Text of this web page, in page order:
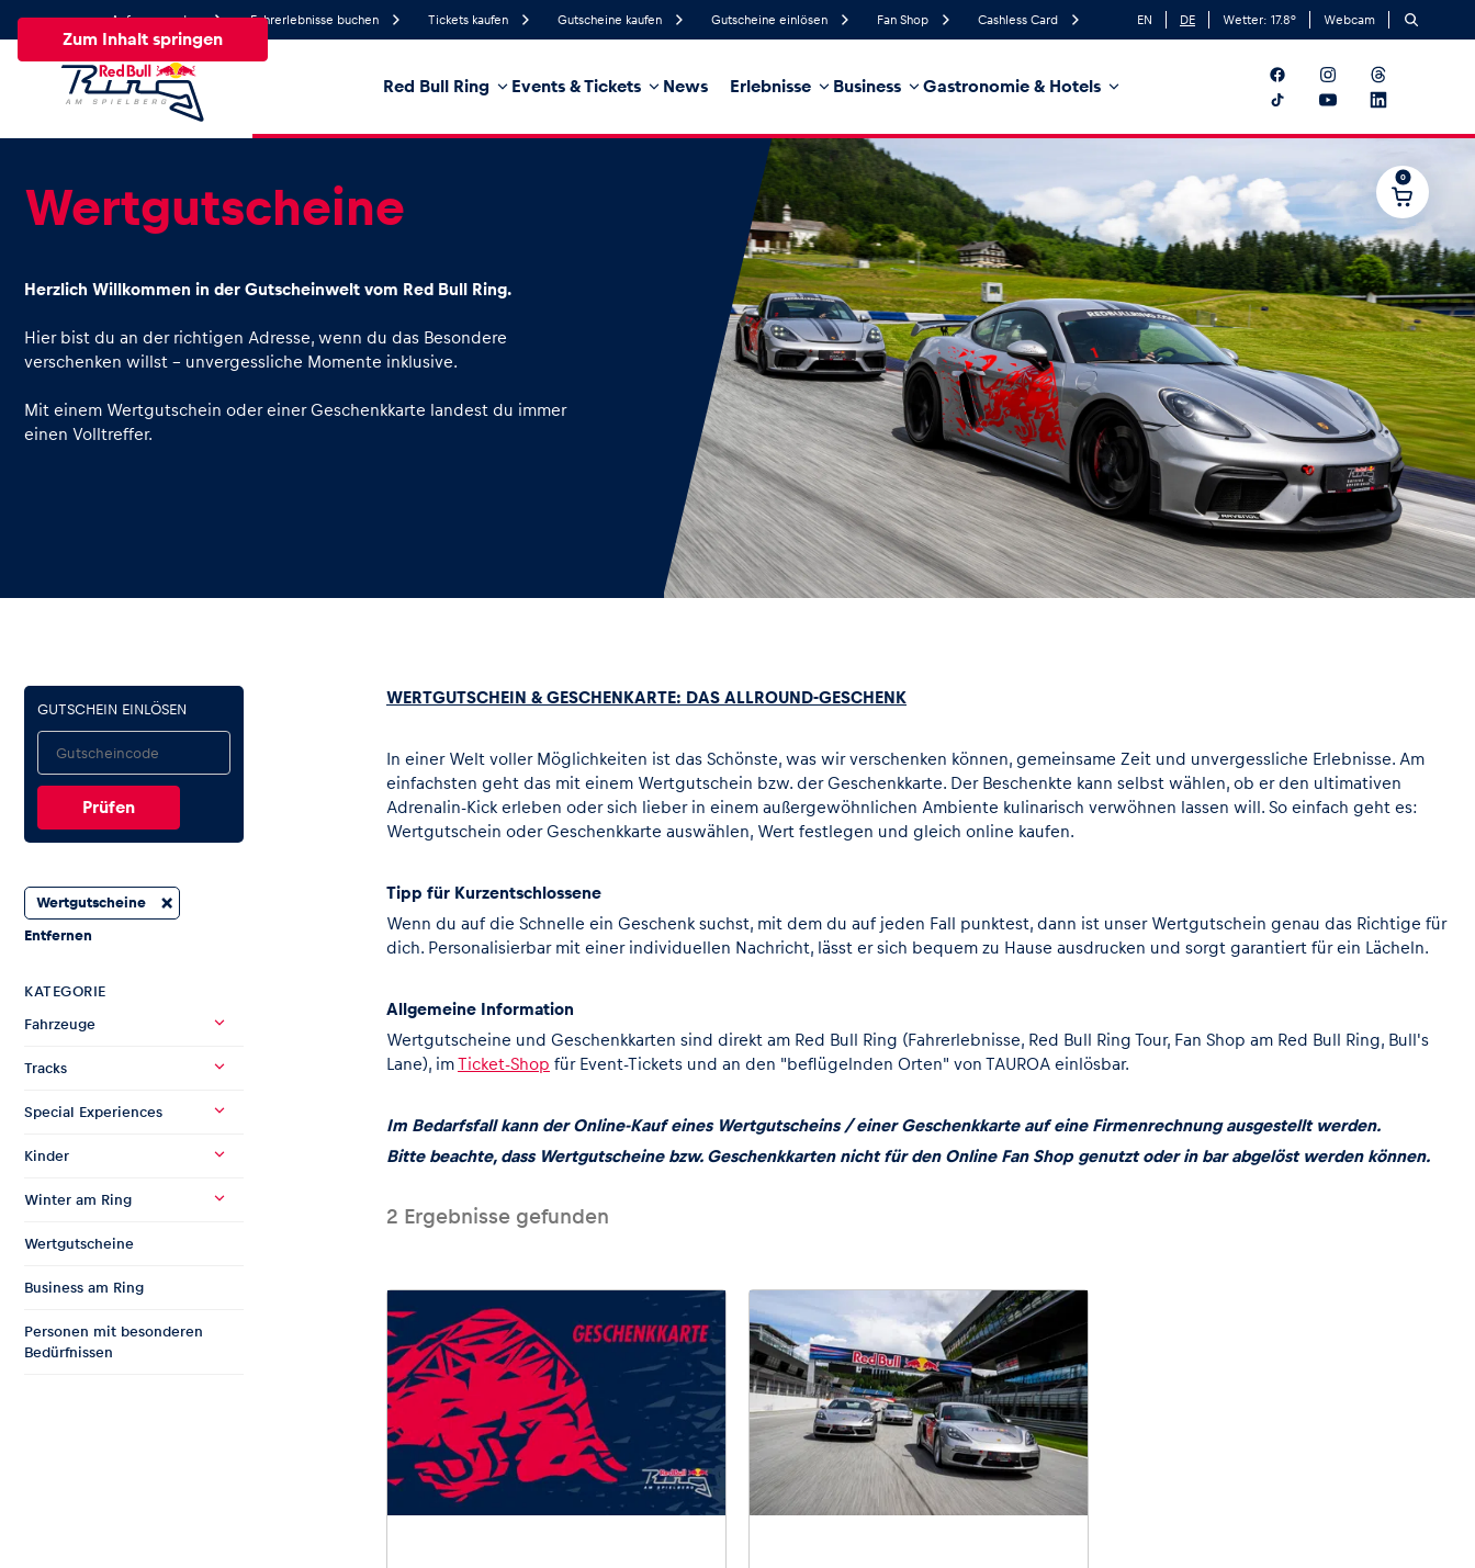
Zum Inhalt springen
Anfrage senden Fahrerlebnisse buchen Tickets kaufen Gutscheine kaufen Gutscheine einlösen Fan Shop Cashless Card EN DE Wetter: 17.8° Webcam
Red Bull Ring Events & Tickets News Erlebnisse Business Gastronomie & Hotels
17.8°
Süd
Windrichtung
Alle News Events Erlebnisse Seiten
News
Erlebnisse
Seiten
Alle anzeigen
0
Wertgutscheine
Herzlich Willkommen in der Gutscheinwelt vom Red Bull Ring.
Hier bist du an der richtigen Adresse, wenn du das Besondere
verschenken willst – unvergessliche Momente inklusive.
Mit einem Wertgutschein oder einer Geschenkkarte landest du immer
einen Volltreffer.
GUTSCHEIN EINLÖSEN
Wertgutscheine ×
Entfernen
KATEGORIE
Fahrzeuge
Tracks
Special Experiences
Kinder
Winter am Ring
Wertgutscheine
Business am Ring
Personen mit besonderen
Bedürfnissen
WERTGUTSCHEIN & GESCHENKARTE: DAS ALLROUND-GESCHENK
In einer Welt voller Möglichkeiten ist das Schönste, was wir verschenken können, gemeinsame Zeit und unvergessliche Erlebnisse. Am
einfachsten geht das mit einem Wertgutschein bzw. der Geschenkkarte. Der Beschenkte kann selbst wählen, ob er den ultimativen
Adrenalin-Kick erleben oder sich lieber in einem außergewöhnlichen Ambiente kulinarisch verwöhnen lassen will. So einfach geht es:
Wertgutschein oder Geschenkkarte auswählen, Wert festlegen und gleich online kaufen.
Tipp für Kurzentschlossene
Wenn du auf die Schnelle ein Geschenk suchst, mit dem du auf jeden Fall punktest, dann ist unser Wertgutschein genau das Richtige für
dich. Personalisierbar mit einer individuellen Nachricht, lässt er sich bequem zu Hause ausdrucken und sorgt garantiert für ein Lächeln.
Allgemeine Information
Wertgutscheine und Geschenkkarten sind direkt am Red Bull Ring (Fahrerlebnisse, Red Bull Ring Tour, Fan Shop am Red Bull Ring, Bull's
Lane), imTicket-Shop für Event-Tickets und an den "beflügelnden Orten" von TAUROA einlösbar.
Im Bedarfsfall kann der Online-Kauf eines Wertgutscheins / einer Geschenkkarte auf eine Firmenrechnung ausgestellt werden.
Bitte beachte, dass Wertgutscheine bzw. Geschenkkarten nicht für den Online Fan Shop genutzt oder in bar abgelöst werden können.
2 Ergebnisse gefunden